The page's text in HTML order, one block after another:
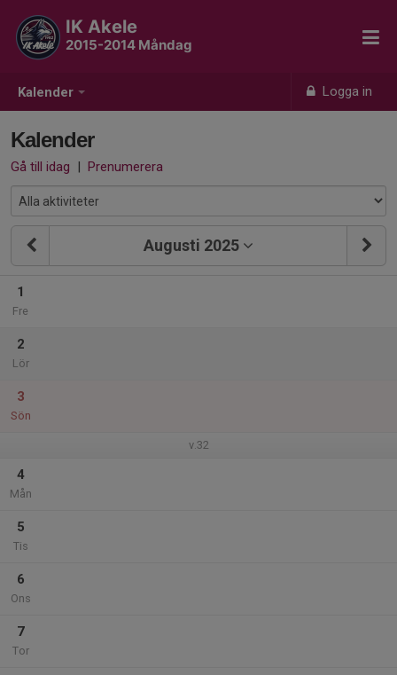
Kalender Logga in
IK Akele
2015-2014 Måndag
Kalender
Gå till idag | Prenumerera
Augusti 2025
1
Fre
2
Lör
3
Sön
v.32
4
Mån
5
Tis
6
Ons
7
Tor